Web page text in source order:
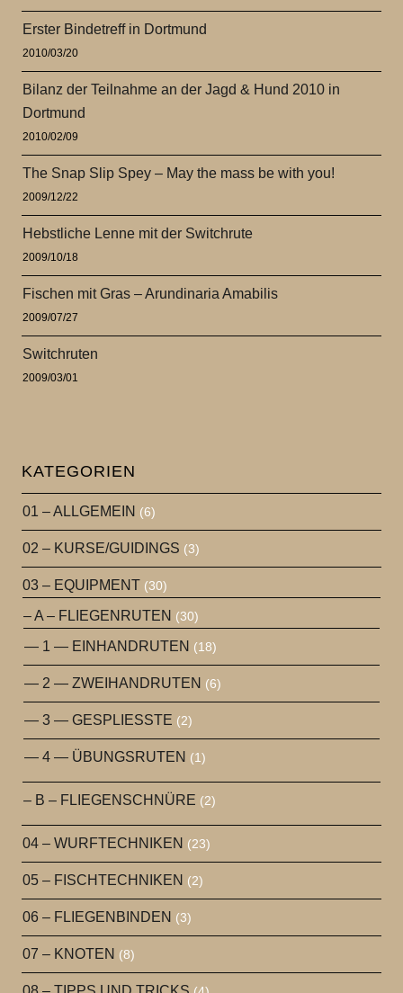
Erster Bindetreff in Dortmund
2010/03/20
Bilanz der Teilnahme an der Jagd & Hund 2010 in
Dortmund
2010/02/09
The Snap Slip Spey – May the mass be with you!
2009/12/22
Hebstliche Lenne mit der Switchrute
2009/10/18
Fischen mit Gras – Arundinaria Amabilis
2009/07/27
Switchruten
2009/03/01
KATEGORIEN
01 – ALLGEMEIN (6)
02 – KURSE/GUIDINGS (3)
03 – EQUIPMENT (30)
– A – FLIEGENRUTEN (30)
— 1 — EINHANDRUTEN (18)
— 2 — ZWEIHANDRUTEN (6)
— 3 — GESPLIESSTE (2)
— 4 — ÜBUNGSRUTEN (1)
– B – FLIEGENSCHNÜRE (2)
04 – WURFTECHNIKEN (23)
05 – FISCHTECHNIKEN (2)
06 – FLIEGENBINDEN (3)
07 – KNOTEN (8)